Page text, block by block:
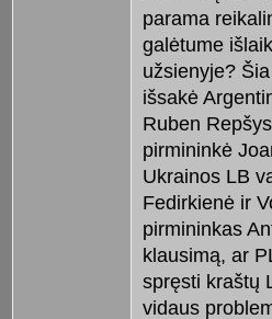
parama
galėtume
užsienyje?
išsakė
Ruben
pirmininkė
Ukrainos LB
Fedirkienė ir
pirmininkas
klausimą, ar
spręsti kraštų
vidaus